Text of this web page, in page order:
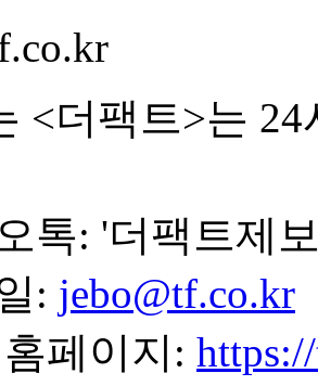
<더팩트>는
톡: '더팩트제
: jebo@tf.co.kr
홈페이지: